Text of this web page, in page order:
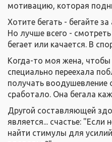
мотивацию, которая
Хотите бегать - бегайте
Но лучше всего -
бегает или качается. В
Когда-то моя жена,
специально переехала
получать воодушевление
сработало. Она бегала
Другой составляющей
является... счастье: "Если
найти стимулы для